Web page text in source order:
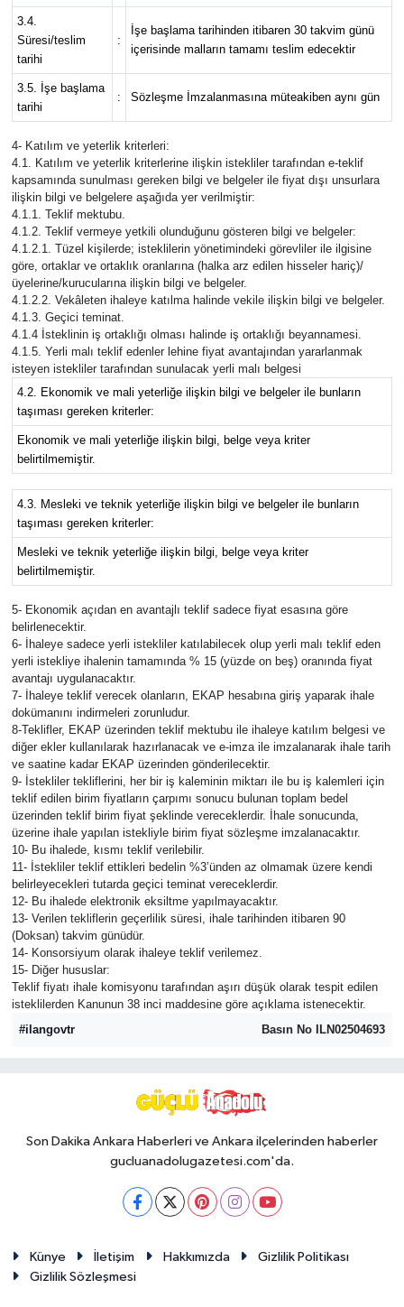
3.4.
Süresi/teslim
tarihi
:
İşe başlama tarihinden itibaren 30 takvim günü
içerisinde malların tamamı teslim edecektir
3.5. İşe başlama
tarihi
: Sözleşme İmzalanmasına müteakiben aynı gün
4- Katılım ve yeterlik kriterleri:
4.1. Katılım ve yeterlik kriterlerine ilişkin istekliler tarafından e-teklif
kapsamında sunulması gereken bilgi ve belgeler ile fiyat dışı unsurlara
ilişkin bilgi ve belgelere aşağıda yer verilmiştir:
4.1.1. Teklif mektubu.
4.1.2. Teklif vermeye yetkili olunduğunu gösteren bilgi ve belgeler:
4.1.2.1. Tüzel kişilerde; isteklilerin yönetimindeki görevliler ile ilgisine
göre, ortaklar ve ortaklık oranlarına (halka arz edilen hisseler hariç)/
üyelerine/kurucularına ilişkin bilgi ve belgeler.
4.1.2.2. Vekâleten ihaleye katılma halinde vekile ilişkin bilgi ve belgeler.
4.1.3. Geçici teminat.
4.1.4 İsteklinin iş ortaklığı olması halinde iş ortaklığı beyannamesi.
4.1.5. Yerli malı teklif edenler lehine fiyat avantajından yararlanmak
isteyen istekliler tarafından sunulacak yerli malı belgesi
4.2. Ekonomik ve mali yeterliğe ilişkin bilgi ve belgeler ile bunların
taşıması gereken kriterler:
Ekonomik ve mali yeterliğe ilişkin bilgi, belge veya kriter
belirtilmemiştir.
4.3. Mesleki ve teknik yeterliğe ilişkin bilgi ve belgeler ile bunların
taşıması gereken kriterler:
Mesleki ve teknik yeterliğe ilişkin bilgi, belge veya kriter
belirtilmemiştir.
5- Ekonomik açıdan en avantajlı teklif sadece fiyat esasına göre
belirlenecektir.
6- İhaleye sadece yerli istekliler katılabilecek olup yerli malı teklif eden
yerli istekliye ihalenin tamamında % 15 (yüzde on beş) oranında fiyat
avantajı uygulanacaktır.
7- İhaleye teklif verecek olanların, EKAP hesabına giriş yaparak ihale
dokümanını indirmeleri zorunludur.
8-Teklifler, EKAP üzerinden teklif mektubu ile ihaleye katılım belgesi ve
diğer ekler kullanılarak hazırlanacak ve e-imza ile imzalanarak ihale tarih
ve saatine kadar EKAP üzerinden gönderilecektir.
9- İstekliler tekliflerini, her bir iş kaleminin miktarı ile bu iş kalemleri için
teklif edilen birim fiyatların çarpımı sonucu bulunan toplam bedel
üzerinden teklif birim fiyat şeklinde vereceklerdir. İhale sonucunda,
üzerine ihale yapılan istekliyle birim fiyat sözleşme imzalanacaktır.
10- Bu ihalede, kısmı teklif verilebilir.
11- İstekliler teklif ettikleri bedelin %3’ünden az olmamak üzere kendi
belirleyecekleri tutarda geçici teminat vereceklerdir.
12- Bu ihalede elektronik eksiltme yapılmayacaktır.
13- Verilen tekliflerin geçerlilik süresi, ihale tarihinden itibaren 90
(Doksan) takvim günüdür.
14- Konsorsiyum olarak ihaleye teklif verilemez.
15- Diğer hususlar:
Teklif fiyatı ihale komisyonu tarafından aşırı düşük olarak tespit edilen
isteklilerden Kanunun 38 inci maddesine göre açıklama istenecektir.
#ilangovtr
Basın No ILN02504693
Son Dakika Ankara Haberleri ve Ankara ilçelerinden haberler
gucluanadolugazetesi.com'da.
Künye İletişim Hakkımızda
Gizlilik Politikası
Gizlilik Sözleşmesi